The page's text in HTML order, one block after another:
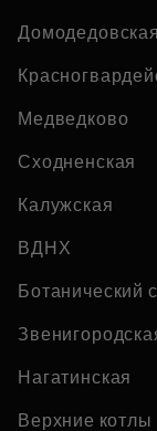
Домодедовская
Медведково
Сходненская
Калужская
ВДНХ
Ботанический
Нагатинская
Верхние котлы